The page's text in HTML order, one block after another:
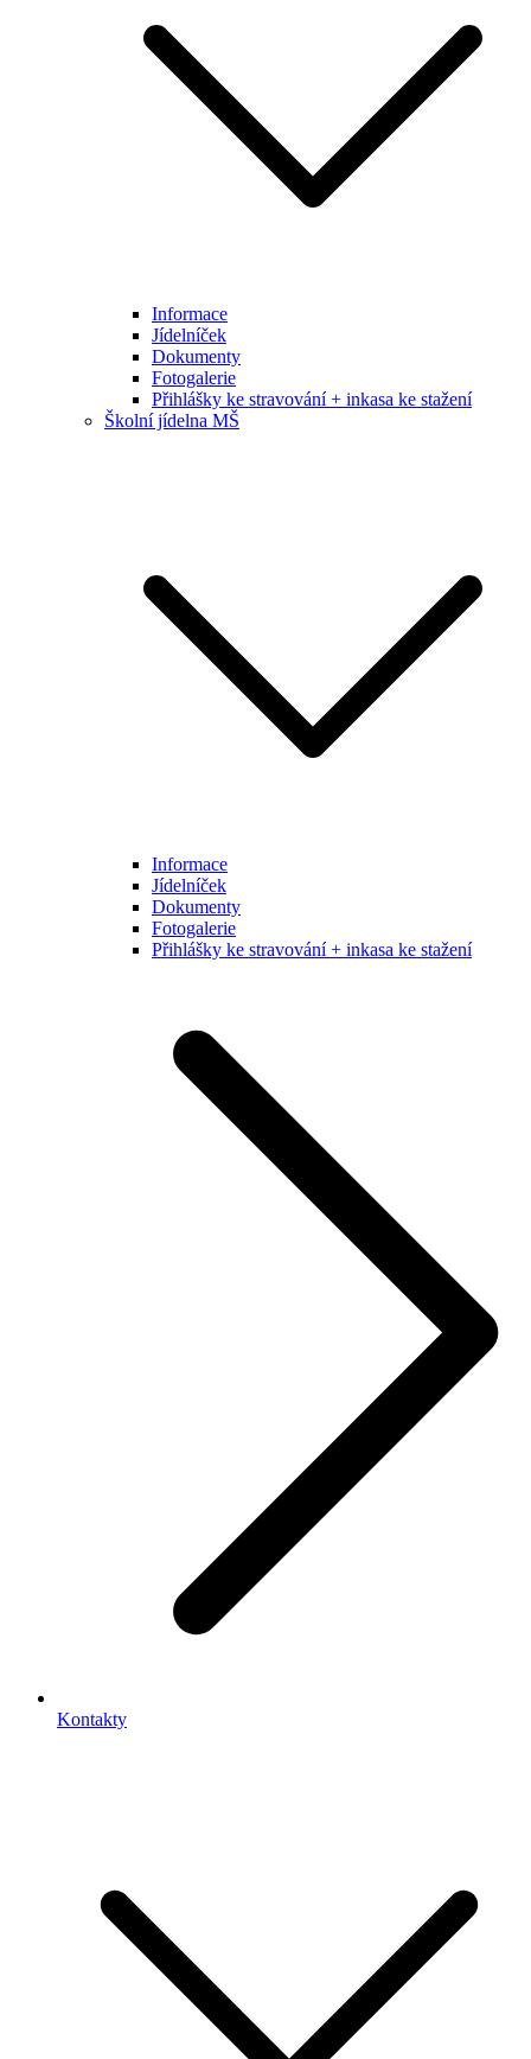
Informace
Jídelníček
Dokumenty
Fotogalerie
Přihlášky ke stravování + inkasa ke stažení
Školní jídelna MŠ
Informace
Jídelníček
Dokumenty
Fotogalerie
Přihlášky ke stravování + inkasa ke stažení
Kontakty